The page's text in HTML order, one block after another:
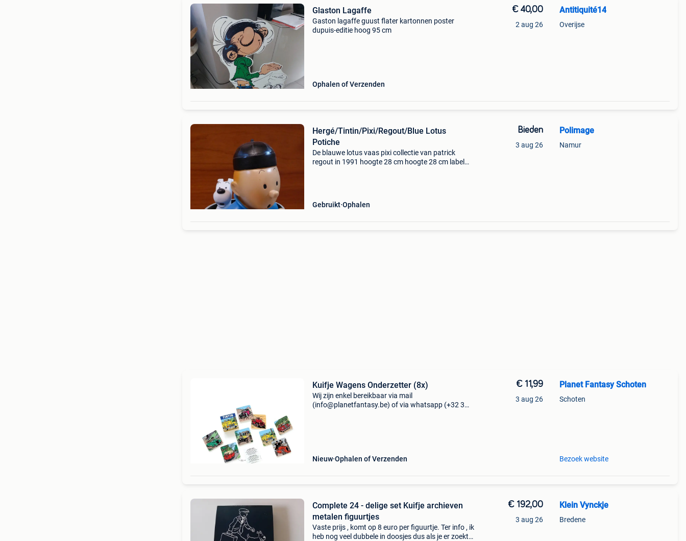
Glaston Lagaffe
Gaston lagaffe guust flater kartonnen poster
dupuis-editie hoog 95 cm
Ophalen of Verzenden
€ 40,00
2 aug 26
Antitiquité14
Overijse
Hergé/Tintin/Pixi/Regout/Blue Lotus
Potiche
De blauwe lotus vaas pixi collectie van patrick
regout in 1991 hoogte 28 cm hoogte 28 cm label
Gebruikt Ophalen
Bieden
3 aug 26
Polimage
Namur
Kuifje Wagens Onderzetter (8x)
Wij zijn enkel bereikbaar via mail
(info@planetfantasy.be) of via whatsapp (+32 3
Nieuw Ophalen of Verzenden
€ 11,99
3 aug 26
Planet Fantasy Schoten
Schoten
Bezoek website
Complete 24 - delige set Kuifje archieven
metalen figuurtjes
Vaste prijs , komt op 8 euro per figuurtje. Ter info , ik
heb nog veel dubbele in doosjes dus als je er zoekt
€ 192,00
3 aug 26
Klein Vynckje
Bredene